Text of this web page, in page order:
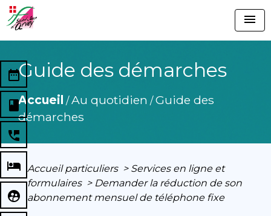
menu
Guide des démarches
Accueil /Au quotidien /Guide des
démarches
date_range
book
perm_phone_msg
local_hotel
supervised_user_circle
Accueil particuliers > Services en ligne et
formulaires > Demander la réduction de son
abonnement mensuel de téléphone fixe